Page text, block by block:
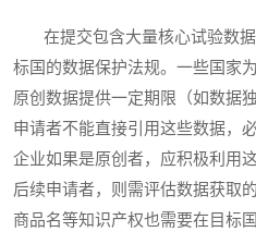
在提交包含大量核心试验数据
标国的数据保护法规。一些国家
原创数据提供一定期限（如数据
申请者不能直接引用这些数据，
企业如果是原创者，应积极利用
后续申请者，则需评估数据获取
商品名等知识产权也需要在目标